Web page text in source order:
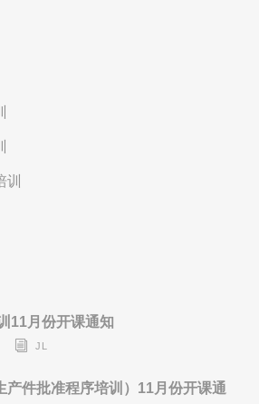
训
11月份开课通知
JL
产件批准程序培训）11月份开课通